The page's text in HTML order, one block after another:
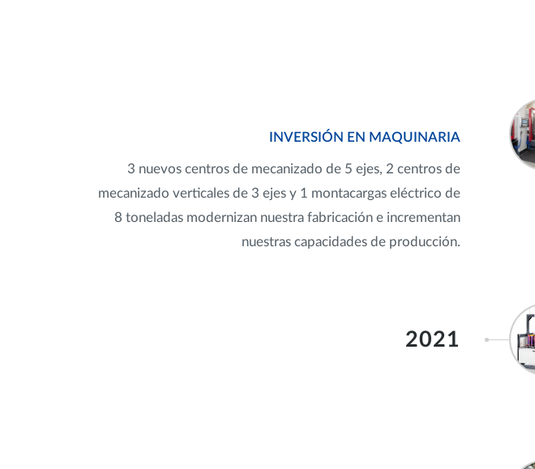
INVERSIÓN EN MAQUINARIA
3 nuevos centros de mecanizado de 5 ejes, 2 centros de
mecanizado verticales de 3 ejes y 1 montacargas eléctrico de
8 toneladas modernizan nuestra fabricación e incrementan
nuestras capacidades de producción.
2021